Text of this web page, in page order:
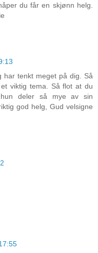
du får en skjønn helg.
har tenkt meget på dig. Så
viktig tema. Så flot at du
deler så mye av sin
god helg, Gud velsigne